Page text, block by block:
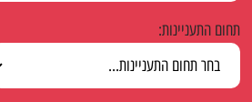
תחום התעניינות: